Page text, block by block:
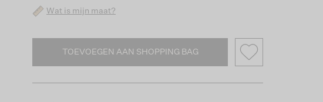
Wat is mijn maat?
TOEVOEGEN AAN SHOPPING BAG